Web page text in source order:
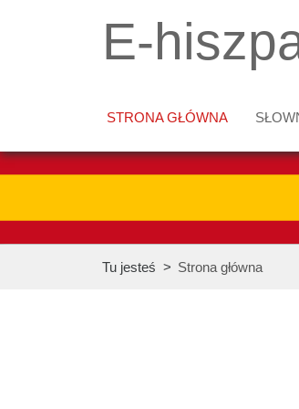
E-
STRONA GŁÓWNA
Tu jesteś > Strona główna